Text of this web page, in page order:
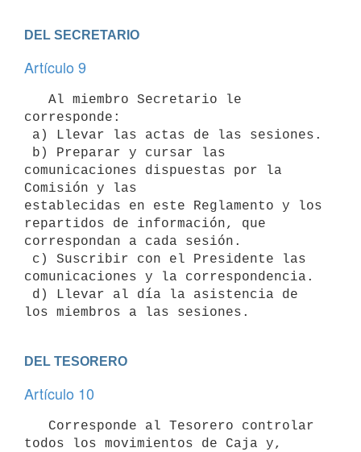
DEL SECRETARIO
Artículo 9
corresponde:
comunicaciones dispuestas por la
Comisión y las
establecidas en este Reglamento y los
repartidos de información, que
correspondan a cada sesión.
comunicaciones y la correspondencia.
DEL TESORERO
Artículo 10
todos los movimientos de Caja y,